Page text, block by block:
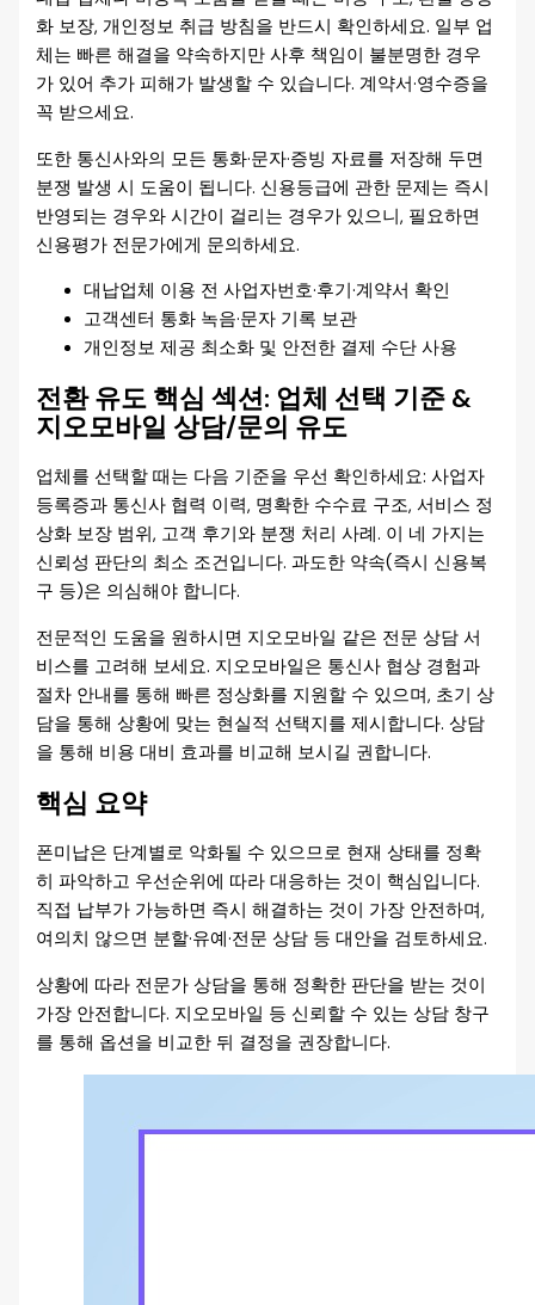
화 보장, 개인정보 취급 방침을 반드시 확인하세요. 일부 업
체는 빠른 해결을 약속하지만 사후 책임이 불분명한 경우
가 있어 추가 피해가 발생할 수 있습니다. 계약서·영수증을
꼭 받으세요.
또한 통신사와의 모든 통화·문자·증빙 자료를 저장해 두면
분쟁 발생 시 도움이 됩니다. 신용등급에 관한 문제는 즉시
반영되는 경우와 시간이 걸리는 경우가 있으니, 필요하면
신용평가 전문가에게 문의하세요.
대납업체 이용 전 사업자번호·후기·계약서 확인
고객센터 통화 녹음·문자 기록 보관
개인정보 제공 최소화 및 안전한 결제 수단 사용
전환 유도 핵심 섹션: 업체 선택 기준 &
지오모바일 상담/문의 유도
업체를 선택할 때는 다음 기준을 우선 확인하세요: 사업자
등록증과 통신사 협력 이력, 명확한 수수료 구조, 서비스 정
상화 보장 범위, 고객 후기와 분쟁 처리 사례. 이 네 가지는
신뢰성 판단의 최소 조건입니다. 과도한 약속(즉시 신용복
구 등)은 의심해야 합니다.
전문적인 도움을 원하시면 지오모바일 같은 전문 상담 서
비스를 고려해 보세요. 지오모바일은 통신사 협상 경험과
절차 안내를 통해 빠른 정상화를 지원할 수 있으며, 초기 상
담을 통해 상황에 맞는 현실적 선택지를 제시합니다. 상담
을 통해 비용 대비 효과를 비교해 보시길 권합니다.
핵심 요약
폰미납은 단계별로 악화될 수 있으므로 현재 상태를 정확
히 파악하고 우선순위에 따라 대응하는 것이 핵심입니다.
직접 납부가 가능하면 즉시 해결하는 것이 가장 안전하며,
여의치 않으면 분할·유예·전문 상담 등 대안을 검토하세요.
상황에 따라 전문가 상담을 통해 정확한 판단을 받는 것이
가장 안전합니다. 지오모바일 등 신뢰할 수 있는 상담 창구
를 통해 옵션을 비교한 뒤 결정을 권장합니다.